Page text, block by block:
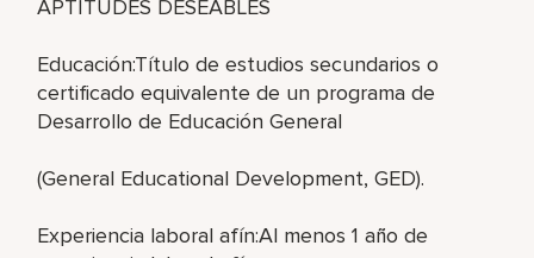
APTITUDES DESEABLES
Educación:Título de estudios secundarios o
certificado equivalente de un programa de
Desarrollo de Educación General
(General Educational Development, GED).
Experiencia laboral afín:Al menos 1 año de